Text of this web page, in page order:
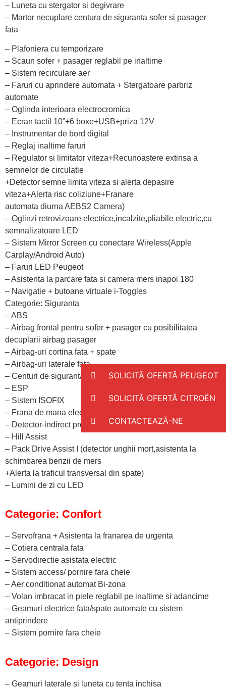
– Luneta cu stergator si degivrare
– Martor necuplare centura de siguranta sofer si pasager
fata
– Plafoniera cu temporizare
– Scaun sofer + pasager reglabil pe inaltime
– Sistem recirculare aer
– Faruri cu aprindere automata + Stergatoare parbriz
automate
– Oglinda interioara electrocromica
– Ecran tactil 10”+6 boxe+USB+priza 12V
– Instrumentar de bord digital
– Reglaj inaltime faruri
– Regulator si limitator viteza+Recunoastere extinsa a
semnelor de circulatie
+Detector semne limita viteza si alerta depasire
viteza+Alerta risc coliziune+Franare
automata diurna AEBS2 Camera)
– Oglinzi retrovizoare electrice,incalzite,pliabile electric,cu
semnalizatoare LED
– Sistem Mirror Screen cu conectare Wireless(Apple
Carplay/Android Auto)
– Faruri LED Peugeot
– Asistenta la parcare fata si camera mers inapoi 180
– Navigatie + butoane virtuale i-Toggles
Categorie: Siguranta
– ABS
– Airbag frontal pentru sofer + pasager cu posibilitatea
decuplarii airbag pasager
– Airbag-uri cortina fata + spate
– Airbag-uri laterale fata
– Centuri de siguranta in 3 puncte, pretensionate
– ESP
– Sistem ISOFIX
– Frana de mana electrica
– Detector-indirect presiune pneuri
– Hill Assist
– Pack Drive Assist I (detector unghii mort,asistenta la
schimbarea benzii de mers
+Alerta la traficul transversal din spate)
– Lumini de zi cu LED
Categorie: Confort
– Servofrana + Asistenta la franarea de urgenta
– Cotiera centrala fata
– Servodirectie asistata electric
– Sistem access/ pornire fara cheie
– Aer conditionat automat Bi-zona
– Volan imbracat in piele reglabil pe inaltime si adancime
– Geamuri electrice fata/spate automate cu sistem
antiprindere
– Sistem pornire fara cheie
Categorie: Design
– Geamuri laterale si luneta cu tenta inchisa
SOLICITĂ OFERTĂ PEUGEOT
SOLICITĂ OFERTĂ CITROËN
CONTACTEAZĂ-NE